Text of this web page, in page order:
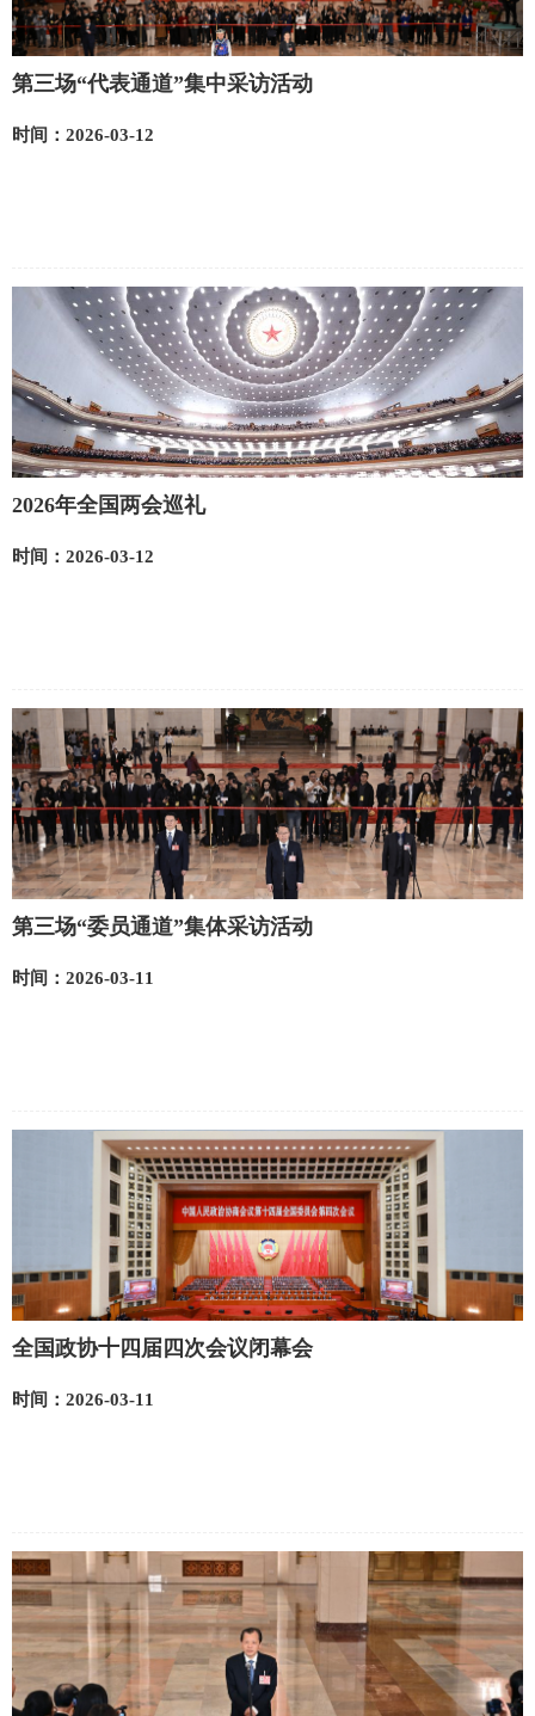
第三场“代表通道”集中采访活动
时间：2026-03-12
2026年全国两会巡礼
时间：2026-03-12
第三场“委员通道”集体采访活动
时间：2026-03-11
全国政协十四届四次会议闭幕会
时间：2026-03-11